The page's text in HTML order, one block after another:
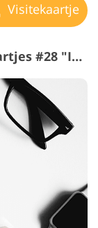
Visitekaartje
Gratis Ps-sjabloon voor visitekaartjes #28 "Inner Peace"